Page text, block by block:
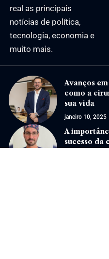
real as principais
notícias de política,
tecnologia, economia e
muito mais.
Avanços
como a
sua vida
janeiro 10, 2025
A
sucesso da